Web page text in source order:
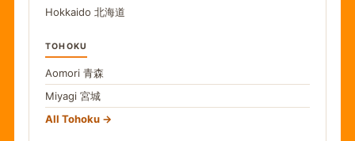
Hokkaido 北海道
TOHOKU
Aomori 青森
Miyagi 宮城
All Tohoku